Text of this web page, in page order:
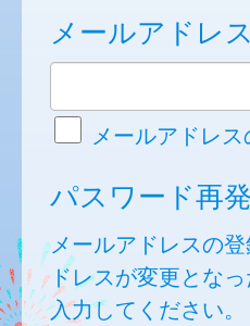
メールアドレ
メールアドレ
パスワード再
メールアドレスの
ドレスが変更とな
入力してください。